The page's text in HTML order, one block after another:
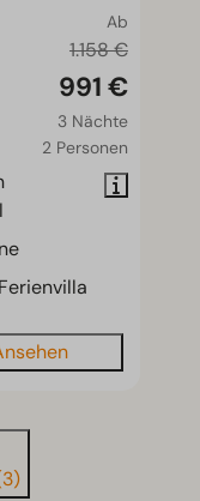
Ab
1.158 €
991 €
3 Nächte
2 Personen